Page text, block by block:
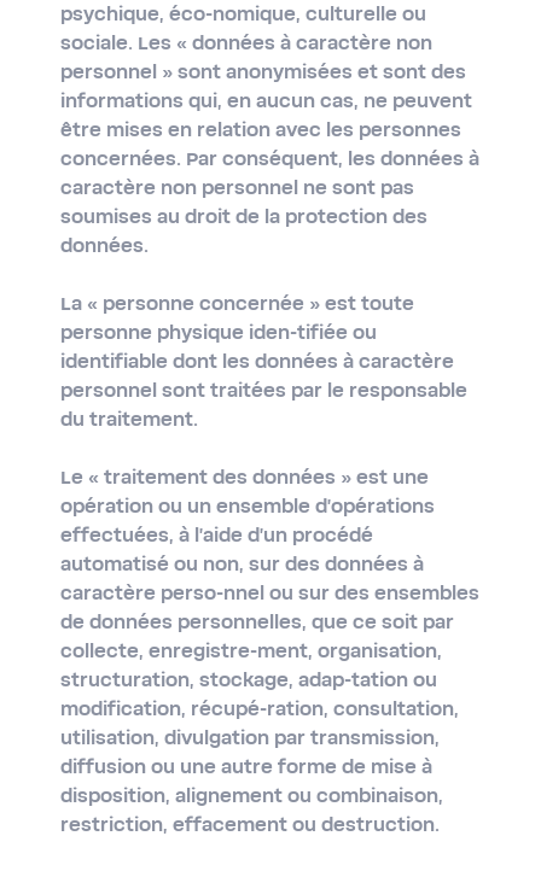
psychique, éco-nomique, culturelle ou
sociale. Les « données à caractère non
personnel » sont anonymisées et sont des
informations qui, en aucun cas, ne peuvent
être mises en relation avec les personnes
concernées. Par conséquent, les données à
caractère non personnel ne sont pas
soumises au droit de la protection des
données.
La « personne concernée » est toute
personne physique iden-tifiée ou
identifiable dont les données à caractère
personnel sont traitées par le responsable
du traitement.
Le « traitement des données » est une
opération ou un ensemble d’opérations
effectuées, à l'aide d'un procédé
automatisé ou non, sur des données à
caractère perso-nnel ou sur des ensembles
de données personnelles, que ce soit par
collecte, enregistre-ment, organisation,
structuration, stockage, adap-tation ou
modification, récupé-ration, consultation,
utilisation, divulgation par transmission,
diffusion ou une autre forme de mise à
disposition, alignement ou combinaison,
restriction, effacement ou destruction.